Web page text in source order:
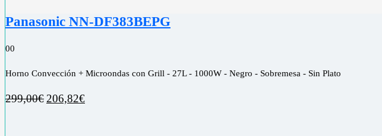
Panasonic NN-DF383BEPG
00
Horno Convección + Microondas con Grill - 27L - 1000W - Negro - Sobremesa - Sin Plato
299,00€ 206,82€